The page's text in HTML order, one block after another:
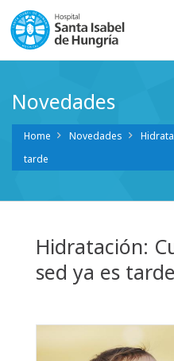
Novedades
Home Novedades
tarde
Hidratación:
sed ya es tarde